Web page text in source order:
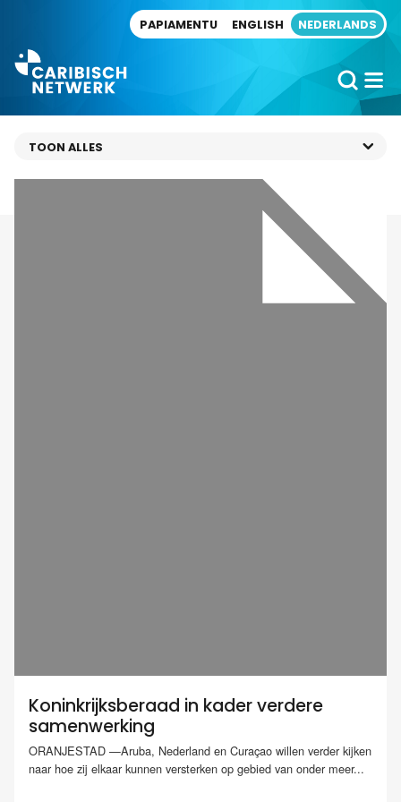
PAPIAMENTU ENGLISH NEDERLANDS
Koninkrijksberaad in kader verdere
samenwerking
ORANJESTAD —Aruba, Nederland en Curaçao willen verder kijken
naar hoe zij elkaar kunnen versterken op gebied van onder meer...